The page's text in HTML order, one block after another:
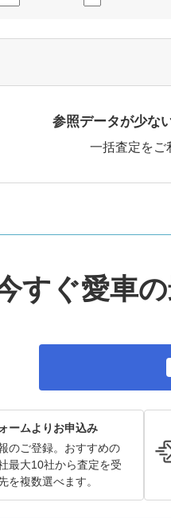
参照データが少な
一括査定をご
すぐ愛車
ームよりお申込み
のご登録。おすすめの
最大10社から査定を受
を複数選べます。